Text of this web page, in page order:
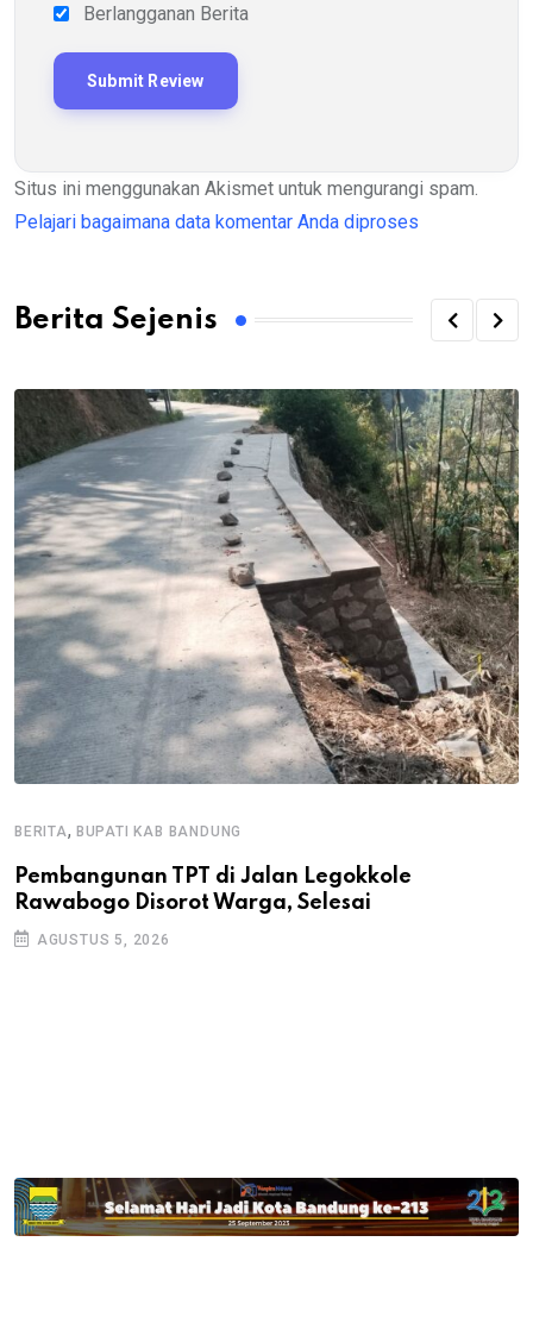
Berlangganan Berita
Situs ini menggunakan Akismet untuk mengurangi spam.
Pelajari bagaimana data komentar Anda diproses
Berita Sejenis
BERITA, BUPATI KAB BANDUNG
Pembangunan TPT di Jalan Legokkole
Rawabogo Disorot Warga, Selesai
AGUSTUS 5, 2026